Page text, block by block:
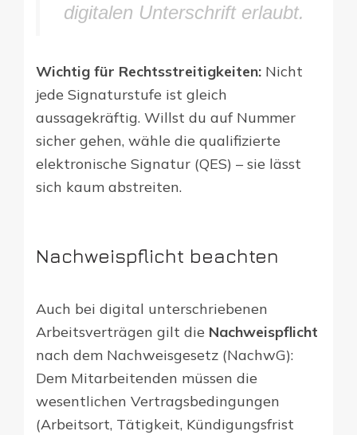
digitalen Unterschrift erlaubt.
Wichtig für Rechtsstreitigkeiten: Nicht
jede Signaturstufe ist gleich
aussagekräftig. Willst du auf Nummer
sicher gehen, wähle die qualifizierte
elektronische Signatur (QES) – sie lässt
sich kaum abstreiten.
Nachweispflicht beachten
Auch bei digital unterschriebenen
Arbeitsverträgen gilt die Nachweispflicht
nach dem Nachweisgesetz (NachwG):
Dem Mitarbeitenden müssen die
wesentlichen Vertragsbedingungen
(Arbeitsort, Tätigkeit, Kündigungsfrist